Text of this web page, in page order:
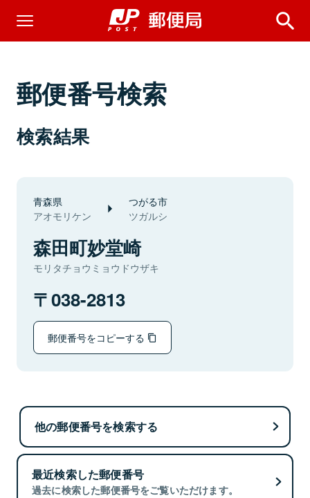
郵便番号検索
検索結果
青森県
アオモリケン
つがる市
ツガルシ
森田町妙堂崎
モリタチョウミョウドウザキ
038-2813
郵便番号をコピーする
他の郵便番号を検索する
最近検索した郵便番号
過去に検索した郵便番号をご覧いただけます。